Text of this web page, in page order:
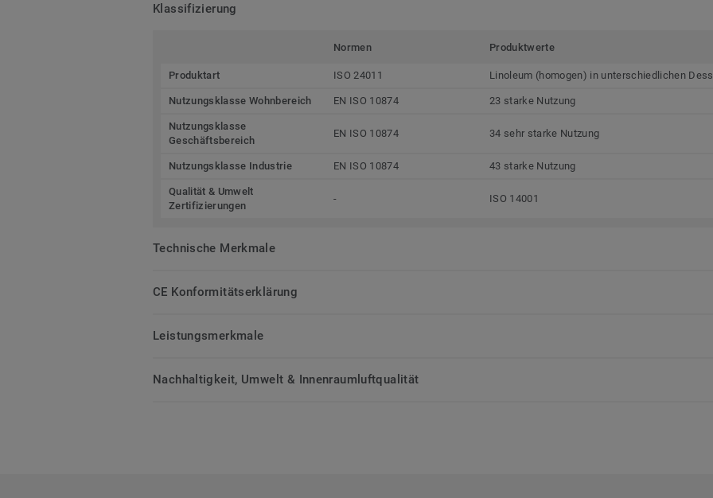
Klassifizierung
Normen Produktwerte
Produktart ISO 24011 Linoleum (homogen) in unterschiedlichen
Nutzungsklasse Wohnbereich EN ISO 10874 23 starke Nutzung
Nutzungsklasse
Geschäftsbereich
EN ISO 10874 34 sehr starke Nutzung
Nutzungsklasse Industrie EN ISO 10874 43 starke Nutzung
Qualität & Umwelt
Zertifizierungen
- ISO 14001
Technische Merkmale
CE Konformitätserklärung
Leistungsmerkmale
Nachhaltigkeit, Umwelt & Innenraumluftqualität